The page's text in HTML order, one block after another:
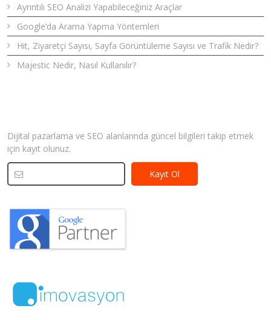
Ayrıntılı SEO Analizi Yapabileceğiniz Araçlar
Google’da Arama Yapma Yöntemleri
Hit, Ziyaretçi Sayısı, Sayfa Görüntüleme Sayısı ve Trafik Nedir?
Majestic Nedir, Nasıl Kullanılır?
Dijital pazarlama ve SEO alanlarında güncel bilgileri takip etmek
için kayıt olunuz.